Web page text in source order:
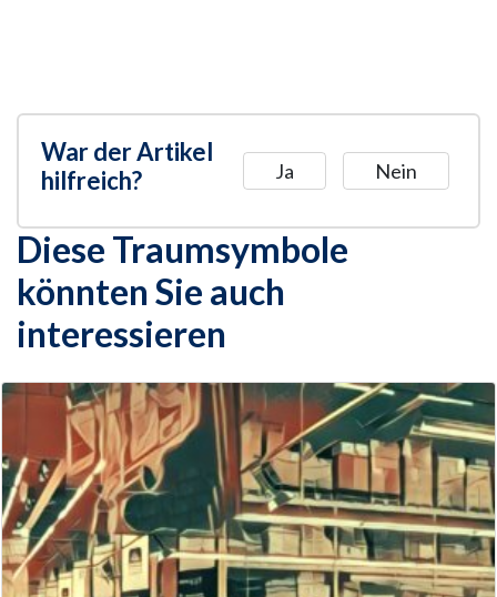
War der Artikel
hilfreich?
Ja Nein
Diese Traumsymbole
könnten Sie auch
interessieren